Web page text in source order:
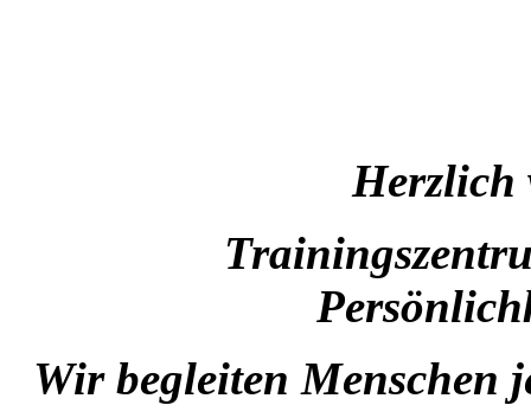
Herzlich
Wir begleiten Menschen